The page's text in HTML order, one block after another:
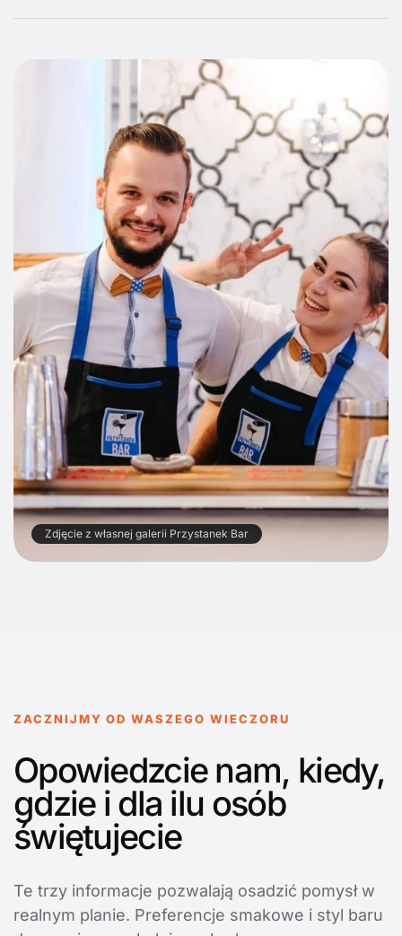
Zdjęcie z własnej galerii Przystanek Bar
ZACZNIJMY OD WASZEGO WIECZORU
Opowiedzcie nam, kiedy,
gdzie i dla ilu osób
świętujecie
Te trzy informacje pozwalają osadzić pomysł w
realnym planie. Preferencje smakowe i styl baru